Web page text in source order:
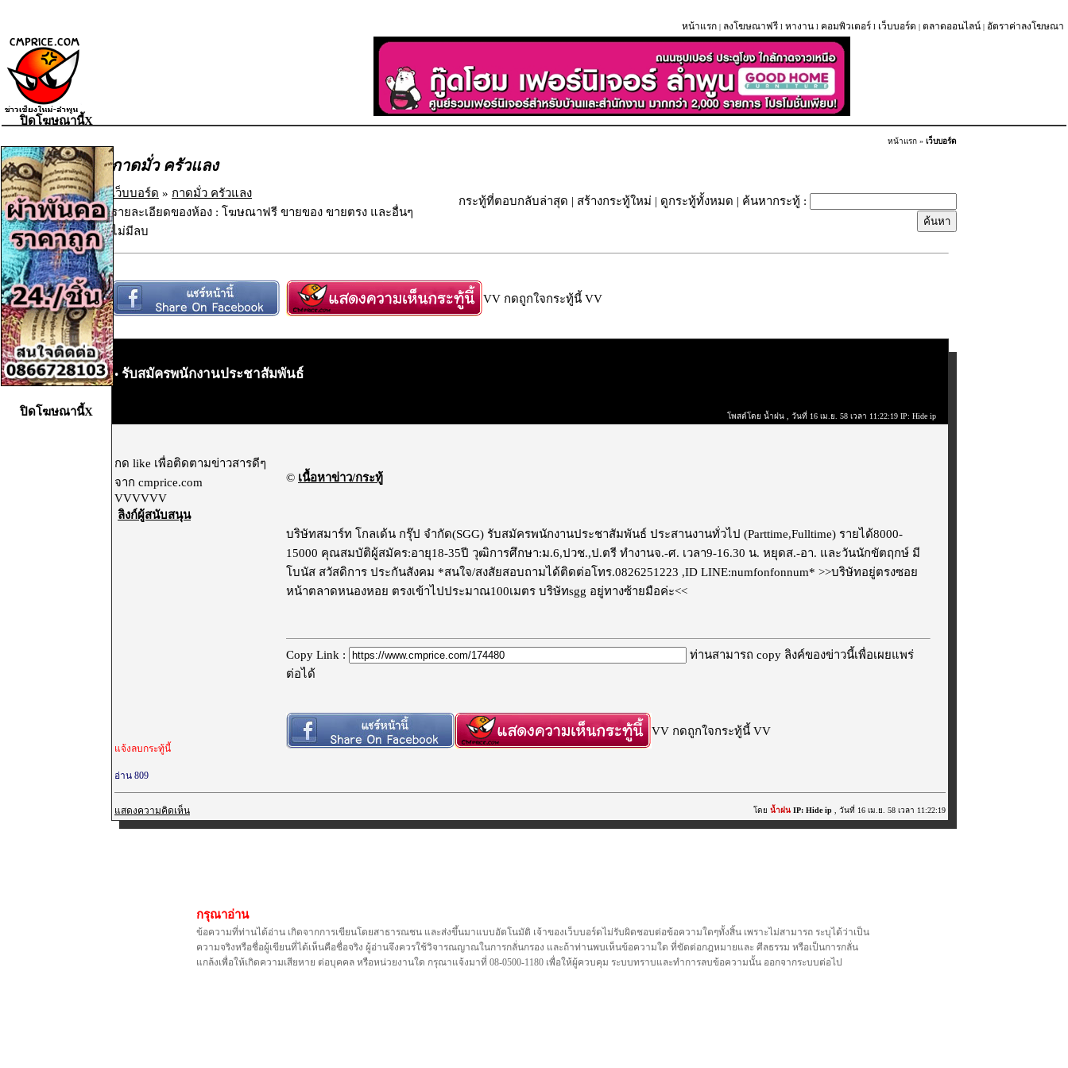
หน้าแรก | ลงโฆษณาฟรี l หางาน l คอมพิวเตอร์ l เว็บบอร์ด | ตลาดออนไลน์ | อัตราค่าลงโฆษณา
หน้าแรก » เว็บบอร์ด
กาดมั่ว ครัวแลง
เว็บบอร์ด » กาดมั่ว ครัวแลง
รายละเอียดของห้อง : โฆษณาฟรี ขายของ ขายตรง และอื่นๆ
ไม่มีลบ
กระทู้ที่ตอบกลับล่าสุด | สร้างกระทู้ใหม่ | ดูกระทู้ทั้งหมด | ค้นหากระทู้ :
VV กดถูกใจกระทู้นี้ VV
• รับสมัครพนักงานประชาสัมพันธ์
โพสต์โดย น้ำฝน , วันที่ 16 เม.ย. 58 เวลา 11:22:19 IP: Hide ip
กด like เพื่อติดตามข่าวสารดีๆ
จาก cmprice.com
VVVVVV
ลิงก์ผู้สนับสนุน
© เนื้อหาข่าว/กระทู้
บริษัทสมาร์ท โกลเด้น กรุ๊ป จำกัด(SGG) รับสมัครพนักงานประชาสัมพันธ์ ประสานงานทั่วไป (Parttime,Fulltime) รายได้8000-
15000 คุณสมบัติผู้สมัคร:อายุ18-35ปี วุฒิการศึกษา:ม.6,ปวช.,ป.ตรี ทำงานจ.-ศ. เวลา9-16.30 น. หยุดส.-อา. และวันนักขัตฤกษ์ มี
โบนัส สวัสดิการ ประกันสังคม *สนใจ/สงสัยสอบถามได้ติดต่อโทร.0826251223 ,ID LINE:numfonfonnum* >>บริษัทอยู่ตรงซอย
หน้าตลาดหนองหอย ตรงเข้าไปประมาณ100เมตร บริษัทsgg อยู่ทางซ้ายมือค่ะ<<
Copy Link :
ท่านสามารถ copy ลิงค์ของข่าวนี้เพื่อเผยแพร่
ต่อได้
VV กดถูกใจกระทู้นี้ VV
แจ้งลบกระทู้นี้
อ่าน 809
แสดงความคิดเห็น โดย น้ำฝน IP: Hide ip , วันที่ 16 เม.ย. 58 เวลา 11:22:19
กรุณาอ่าน
ข้อความที่ท่านได้อ่าน เกิดจากการเขียนโดยสาธารณชน และส่งขึ้นมาแบบอัตโนมัติ เจ้าของเว็บบอร์ดไม่รับผิดชอบต่อข้อความใดๆทั้งสิ้น เพราะไม่สามารถ ระบุได้ว่าเป็น
ความจริงหรือชื่อผู้เขียนที่ได้เห็นคือชื่อจริง ผู้อ่านจึงควรใช้วิจารณญาณในการกลั่นกรอง และถ้าท่านพบเห็นข้อความใด ที่ขัดต่อกฎหมายและ ศีลธรรม หรือเป็นการกลั่น
แกล้งเพื่อให้เกิดความเสียหาย ต่อบุคคล หรือหน่วยงานใด กรุณาแจ้งมาที่ 08-0500-1180 เพื่อให้ผู้ควบคุม ระบบทราบและทำการลบข้อความนั้น ออกจากระบบต่อไป
ปิดโฆษณานี้X
ปิดโฆษณานี้X